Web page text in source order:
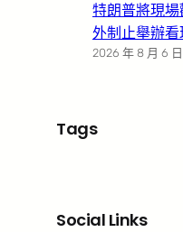
特朗普將現
外制止舉辦看
2026 年 8 月 6 日
Tags
Social Links